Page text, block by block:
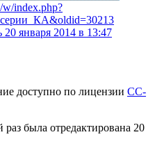
index.php?
20 января 2014 в 13:47
доступно по лицензии CC-
была отредактирована 20